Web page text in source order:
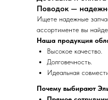
Поводок —
Ищете надежные
ассортименте вы
Наша продукция
Высокое качество.
Долговечность.
Идеальная
Почему выбирают